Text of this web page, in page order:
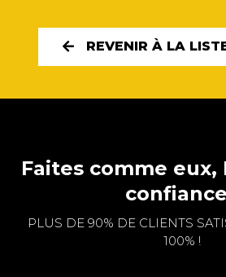
REVENIR À LA
Faites comme eux,
PLUS DE 90% DE CLIENTS
100% !